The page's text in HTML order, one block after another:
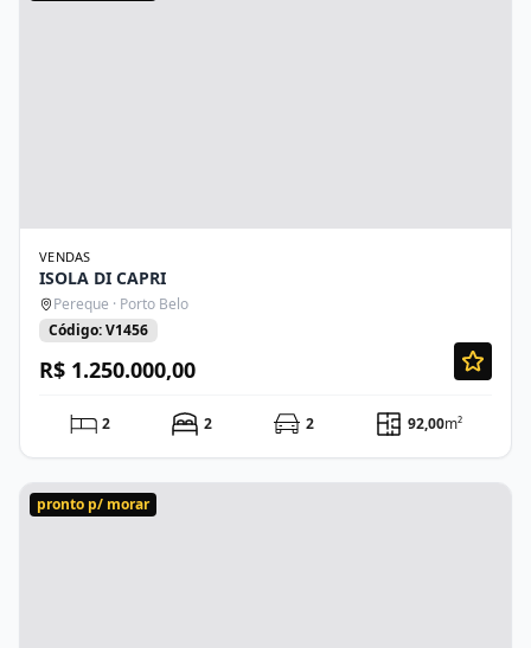
VENDAS
ISOLA DI CAPRI
Pereque · Porto Belo
Código: V1456
R$ 1.250.000,00
2 2 2 92,00m²
pronto p/ morar